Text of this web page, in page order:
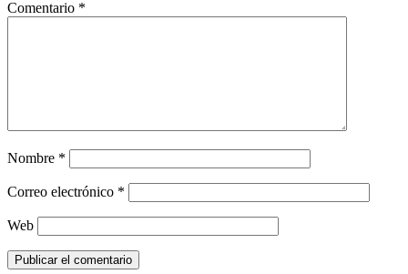
Comentario *
Nombre *
Correo electrónico *
Web